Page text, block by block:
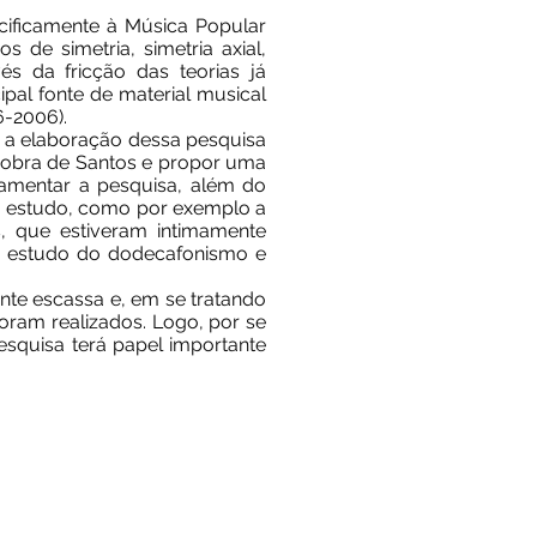
à Música Popular
de simetria, simetria axial,
da fricção das teorias já
fonte de material musical
2006).
elaboração dessa pesquisa
de Santos e propor uma
a pesquisa, além do
como por exemplo a
que estiveram intimamente
estudo do dodecafonismo e
escassa e, em se tratando
realizados. Logo, por se
terá papel importante